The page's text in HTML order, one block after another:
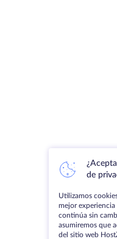
de
Utilizamos
mejor
continúa sin
asumiremos que
del sitio web